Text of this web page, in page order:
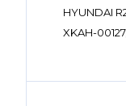
HYUNDAI
XKAH-